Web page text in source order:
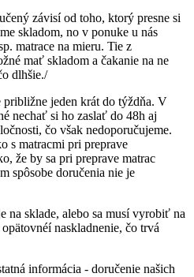
závisí od toho, ktorý presne si
skladom, no v ponuke u nás
matrace na mieru. Tie z
mať skladom a čakanie na ne
dlhšie./
približne jeden krát do týždňa. V
nechať si ho zaslať do 48h aj
čo však nedoporučujeme.
s matracmi pri preprave
že by sa pri preprave matrac
spôsobe doručenia nie je
na sklade, alebo sa musí vyrobiť na
naskladnenie, čo trvá
informácia - doručenie našich